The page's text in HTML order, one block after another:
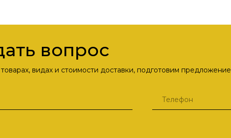
вопрос
видах и стоимости доставки, подготовим предложение